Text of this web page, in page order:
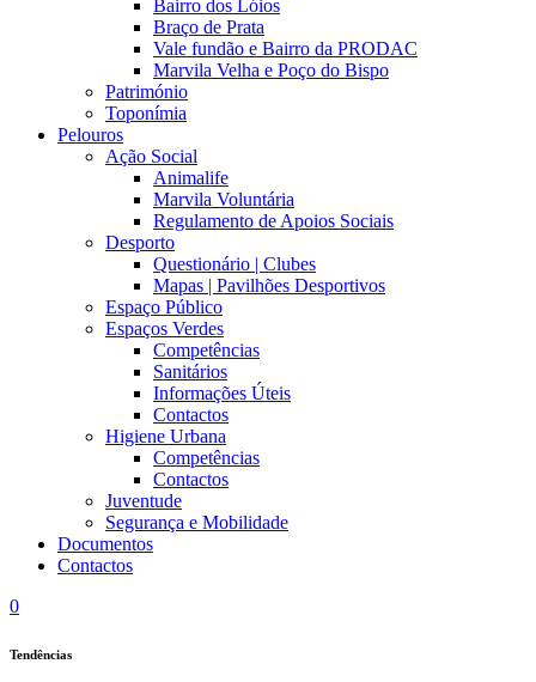
Bairro dos Lóios
Braço de Prata
Vale fundão e Bairro da PRODAC
Marvila Velha e Poço do Bispo
Património
Toponímia
Pelouros
Ação Social
Animalife
Marvila Voluntária
Regulamento de Apoios Sociais
Desporto
Questionário | Clubes
Mapas | Pavilhões Desportivos
Espaço Público
Espaços Verdes
Competências
Sanitários
Informações Úteis
Contactos
Higiene Urbana
Competências
Contactos
Juventude
Segurança e Mobilidade
Documentos
Contactos
0
Tendências